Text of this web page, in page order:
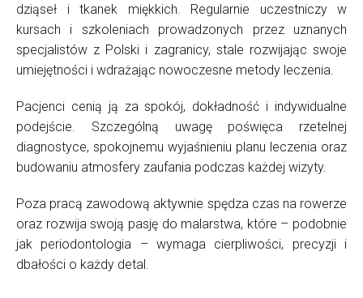
dziąseł i tkanek miękkich. Regularnie uczestniczy w
kursach i szkoleniach prowadzonych przez uznanych
specjalistów z Polski i zagranicy, stale rozwijając swoje
umiejętności i wdrażając nowoczesne metody leczenia.
Pacjenci cenią ją za spokój, dokładność i indywidualne
podejście. Szczególną uwagę poświęca rzetelnej
diagnostyce, spokojnemu wyjaśnieniu planu leczenia oraz
budowaniu atmosfery zaufania podczas każdej wizyty.
Poza pracą zawodową aktywnie spędza czas na rowerze
oraz rozwija swoją pasję do malarstwa, które – podobnie
jak periodontologia – wymaga cierpliwości, precyzji i
dbałości o każdy detal.